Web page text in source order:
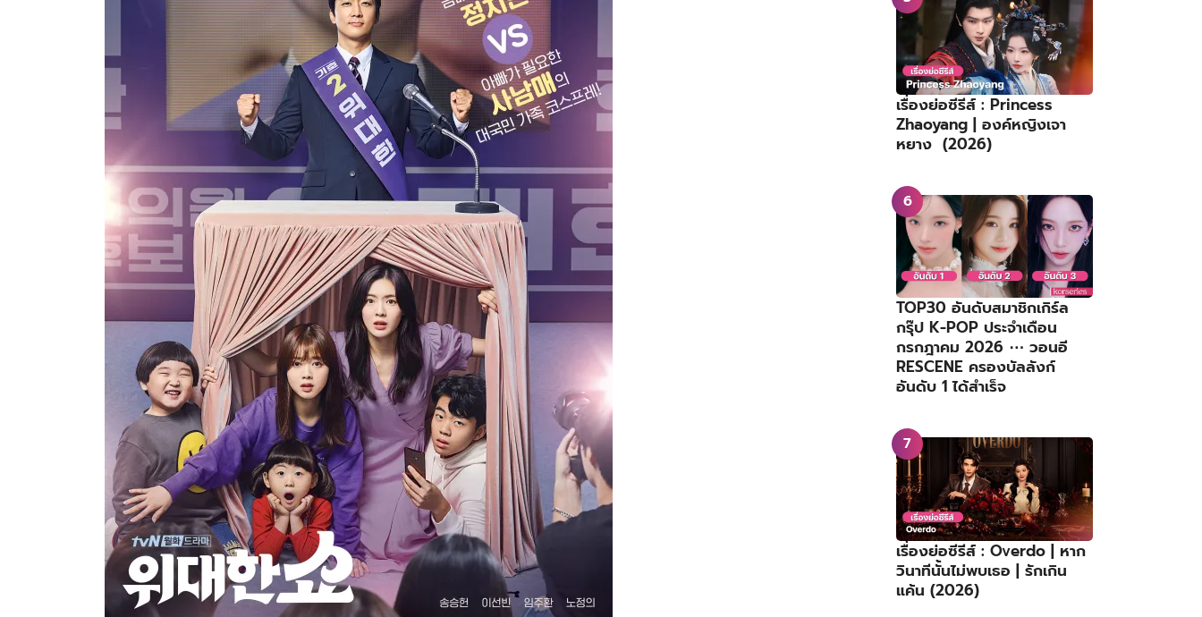
เรื่องย่อซีรีส์ : Princess
Zhaoyang | องค์หญิงเจา
หยาง (2026)
TOP30 อันดับสมาชิกเกิร์ล
กรุ๊ป K-POP ประจำเดือน
กรกฎาคม 2026 ⋯ วอนอี
RESCENE ครองบัลลังก์
อันดับ 1 ได้สำเร็จ
เรื่องย่อซีรีส์ : Overdo | หาก
วินาทีนั้นไม่พบเธอ | รักเกิน
แค้น (2026)